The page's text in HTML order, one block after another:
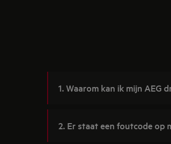
1. Waarom kan ik mijn AEG
2. Er staat een foutcode op